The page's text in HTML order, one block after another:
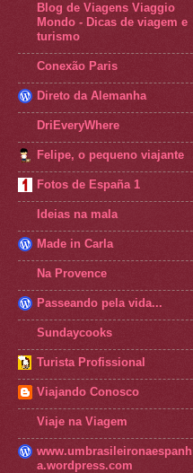
Blog de Viagens Viaggio
Mondo - Dicas de viagem e
turismo
Conexão Paris
Direto da Alemanha
DriEveryWhere
Felipe, o pequeno viajante
Fotos de España 1
Ideias na mala
Made in Carla
Na Provence
Passeando pela vida...
Sundaycooks
Turista Profissional
Viajando Conosco
Viaje na Viagem
www.umbrasileironaespanh
a.wordpress.com